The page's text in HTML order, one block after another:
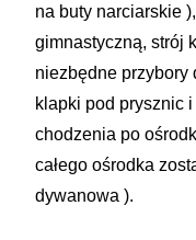
na buty narciarskie
gimnastyczną, strój
niezbędne przybory
klapki pod prysznic
chodzenia po
całego ośrodka
dywanowa ).